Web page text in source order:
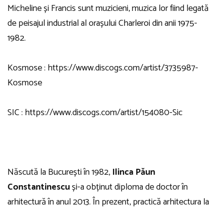
Micheline și Francis sunt muzicieni, muzica lor fiind legată
de peisajul industrial al orașului Charleroi din anii 1975-
1982.
Kosmose : https://www.discogs.com/artist/3735987-
Kosmose
SIC : https://www.discogs.com/artist/154080-Sic
Născută la București în 1982, Ilinca Păun
Constantinescuși-a obținut diploma de doctor în
arhitectură în anul 2013. În prezent, practică arhitectura la